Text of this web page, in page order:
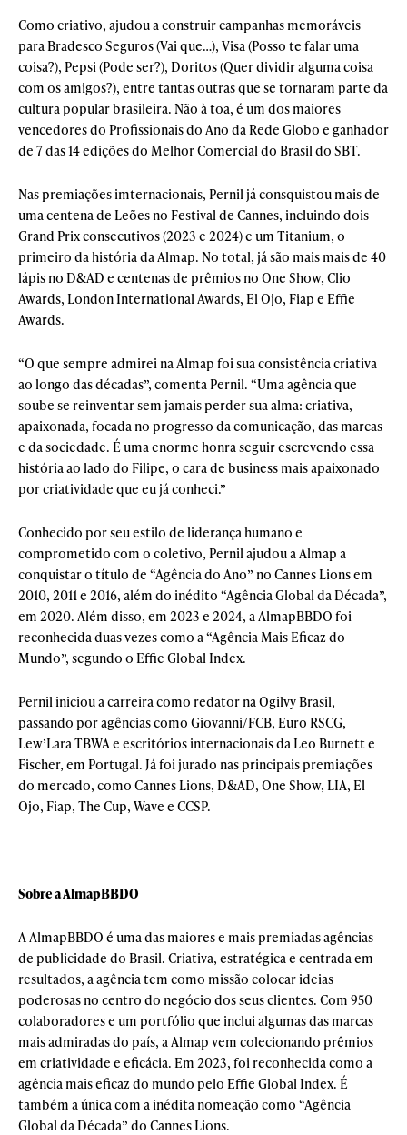
Como criativo, ajudou a construir campanhas memoráveis
para Bradesco Seguros (Vai que…), Visa (Posso te falar uma
coisa?), Pepsi (Pode ser?), Doritos (Quer dividir alguma coisa
com os amigos?), entre tantas outras que se tornaram parte da
cultura popular brasileira. Não à toa, é um dos maiores
vencedores do Profissionais do Ano da Rede Globo e ganhador
de 7 das 14 edições do Melhor Comercial do Brasil do SBT.
Nas premiações imternacionais, Pernil já consquistou mais de
uma centena de Leões no Festival de Cannes, incluindo dois
Grand Prix consecutivos (2023 e 2024) e um Titanium, o
primeiro da história da Almap. No total, já são mais mais de 40
lápis no D&AD e centenas de prêmios no One Show, Clio
Awards, London International Awards, El Ojo, Fiap e Effie
Awards.
“O que sempre admirei na Almap foi sua consistência criativa
ao longo das décadas”, comenta Pernil. “Uma agência que
soube se reinventar sem jamais perder sua alma: criativa,
apaixonada, focada no progresso da comunicação, das marcas
e da sociedade. É uma enorme honra seguir escrevendo essa
história ao lado do Filipe, o cara de business mais apaixonado
por criatividade que eu já conheci.”
Conhecido por seu estilo de liderança humano e
comprometido com o coletivo, Pernil ajudou a Almap a
conquistar o título de “Agência do Ano” no Cannes Lions em
2010, 2011 e 2016, além do inédito “Agência Global da Década”,
em 2020. Além disso, em 2023 e 2024, a AlmapBBDO foi
reconhecida duas vezes como a “Agência Mais Eficaz do
Mundo”, segundo o Effie Global Index.
Pernil iniciou a carreira como redator na Ogilvy Brasil,
passando por agências como Giovanni/FCB, Euro RSCG,
Lew’Lara TBWA e escritórios internacionais da Leo Burnett e
Fischer, em Portugal. Já foi jurado nas principais premiações
do mercado, como Cannes Lions, D&AD, One Show, LIA, El
Ojo, Fiap, The Cup, Wave e CCSP.
Sobre a AlmapBBDO
A AlmapBBDO é uma das maiores e mais premiadas agências
de publicidade do Brasil. Criativa, estratégica e centrada em
resultados, a agência tem como missão colocar ideias
poderosas no centro do negócio dos seus clientes. Com 950
colaboradores e um portfólio que inclui algumas das marcas
mais admiradas do país, a Almap vem colecionando prêmios
em criatividade e eficácia. Em 2023, foi reconhecida como a
agência mais eficaz do mundo pelo Effie Global Index. É
também a única com a inédita nomeação como “Agência
Global da Década” do Cannes Lions.